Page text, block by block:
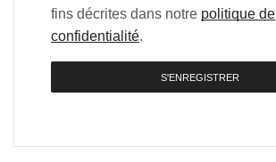
fins décrites dans notre politique de
confidentialité.
S'ENREGISTRER